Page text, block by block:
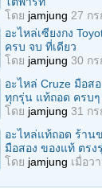
โดย jamjung 27 ก
อะไหล่เซียงกง
ครบ จบ ที่เดียว
โดย jamjung 30 ก
อะไหล่ Cruze มือส
ทุกรุ่น แท้ถอด ครบๆ
โดย jamjung 31 ก
อะไหล่แท้ถอด ร้าน
มือสอง ของแท้ ตรง
โดย jamjung เมื่อว